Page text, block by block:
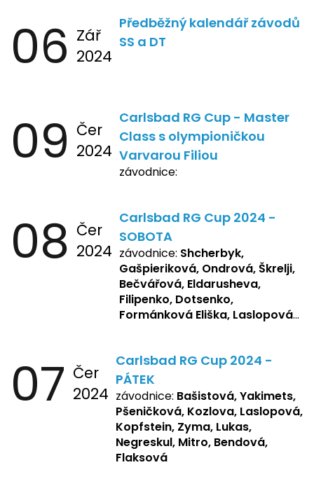
06 Zář
2024
Předběžný kalendář závodů
SS a DT
09 Čer
2024
Carlsbad RG Cup - Master
Class s olympioničkou
Varvarou Filiou
závodnice:
08 Čer
2024
Carlsbad RG Cup 2024 -
SOBOTA
závodnice: Shcherbyk,
Gašpieriková, Ondrová, Škrelji,
Bečvářová, Eldarusheva,
Filipenko, Dotsenko,
Formánková Eliška, Laslopová
Žbánková, Bašistová Beáta,
Yakimets, Pšeničková Vanesa,
Kozlova Nelly, Laslopová B.,
Kopfstein, Lukas, Negreskul ,
Mitro, Bendová, Flaksová
07 Čer
2024
Carlsbad RG Cup 2024 -
PÁTEK
závodnice: Bašistová, Yakimets,
Pšeničková, Kozlova, Laslopová,
Kopfstein, Zyma, Lukas,
Negreskul, Mitro, Bendová,
Flaksová